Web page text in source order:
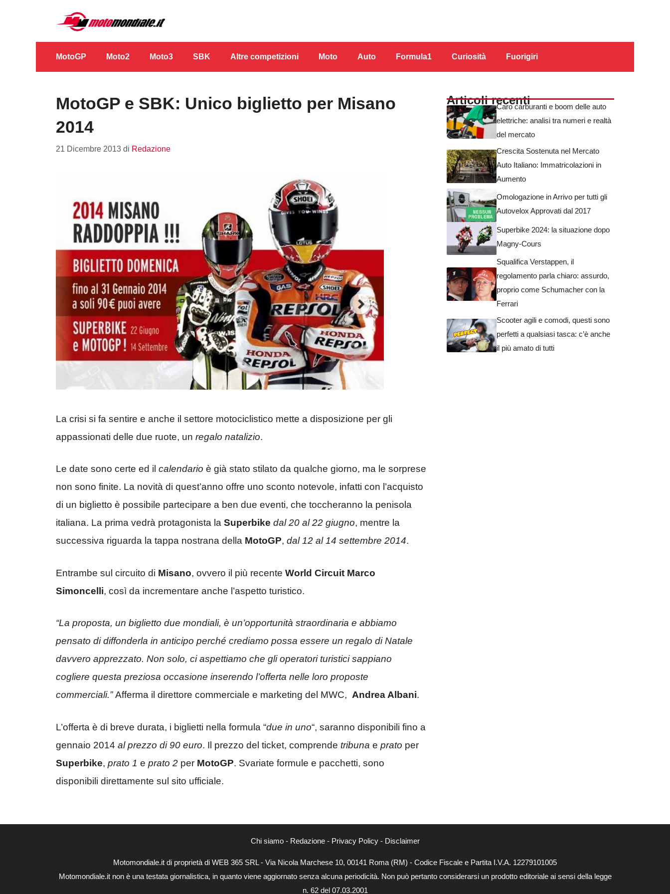
contenuto
MotoGP Moto2 Moto3 SBK Altre competizioni Moto Auto Formula1 Curiosità Fuorigiri
MotoGP e SBK: Unico biglietto per Misano
2014
21 Dicembre 2013 di Redazione
La crisi si fa sentire e anche il settore motociclistico mette a disposizione per gli
appassionati delle due ruote, un regalo natalizio.
Le date sono certe ed il calendario è già stato stilato da qualche giorno, ma le sorprese
non sono finite. La novità di quest’anno offre uno sconto notevole, infatti con l’acquisto
di un biglietto è possibile partecipare a ben due eventi, che toccheranno la penisola
italiana. La prima vedrà protagonista la Superbike dal 20 al 22 giugno, mentre la
successiva riguarda la tappa nostrana della MotoGP, dal 12 al 14 settembre 2014.
Entrambe sul circuito di Misano, ovvero il più recente World Circuit Marco
Simoncelli, così da incrementare anche l’aspetto turistico.
“La proposta, un biglietto due mondiali, è un’opportunità straordinaria e abbiamo
pensato di diffonderla in anticipo perché crediamo possa essere un regalo di Natale
davvero apprezzato. Non solo, ci aspettiamo che gli operatori turistici sappiano
cogliere questa preziosa occasione inserendo l’offerta nelle loro proposte
commerciali.”Afferma il direttore commerciale e marketing del MWC, Andrea Albani.
L’offerta è di breve durata, i biglietti nella formula “due in uno“, saranno disponibili fino a
gennaio 2014 al prezzo di 90 euro. Il prezzo del ticket, comprende tribuna e prato per
Superbike, prato 1 e prato 2 per MotoGP. Svariate formule e pacchetti, sono
disponibili direttamente sul sito ufficiale.
Articoli recentiCaro carburanti e boom delle auto
elettriche: analisi tra numeri e realtà
del mercato
Crescita Sostenuta nel Mercato
Auto Italiano: Immatricolazioni in
Aumento
Omologazione in Arrivo per tutti gli
Autovelox Approvati dal 2017
Superbike 2024: la situazione dopo
Magny-Cours
Squalifica Verstappen, il
regolamento parla chiaro: assurdo,
proprio come Schumacher con la
Ferrari
Scooter agili e comodi, questi sono
perfetti a qualsiasi tasca: c’è anche
il più amato di tutti
Chi siamo- Redazione- Privacy Policy- Disclaimer
Motomondiale.it di proprietà di WEB 365 SRL - Via Nicola Marchese 10, 00141 Roma (RM) - Codice Fiscale e Partita I.V.A. 12279101005
Motomondiale.it non è una testata giornalistica, in quanto viene aggiornato senza alcuna periodicità. Non può pertanto considerarsi un prodotto editoriale ai sensi della legge
n. 62 del 07.03.2001